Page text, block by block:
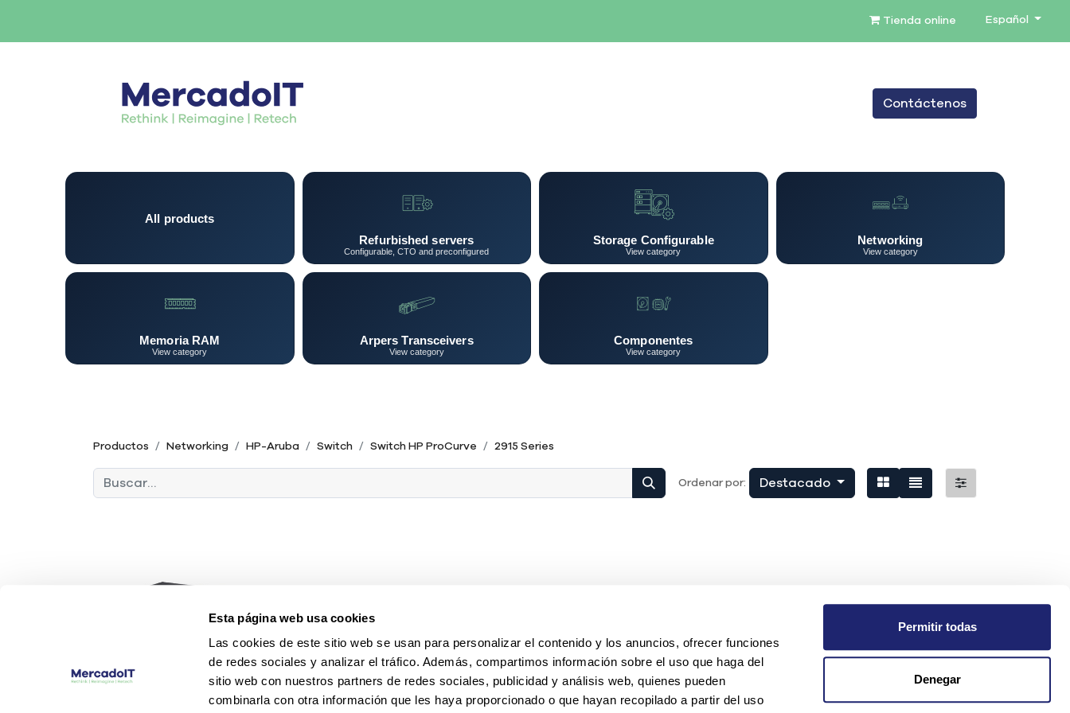
Esta página web usa cookies
Las cookies de este sitio web se usan para personalizar el contenido y los anuncios, ofrecer funciones
de redes sociales y analizar el tráfico. Además, compartimos información sobre el uso que haga del
sitio web con nuestros partners de redes sociales, publicidad y análisis web, quienes pueden
combinarla con otra información que les haya proporcionado o que hayan recopilado a partir del uso
Permitir todas
Denegar
Tienda online Español
BLOG
Contáctenos
All products
Refurbished servers
Configurable, CTO and preconfigured
Storage Configurable
View category
Networking
View category
Memoria RAM
View category
Arpers Transceivers
View category
Componentes
View category
Productos Networking HP-Aruba Switch Switch HP ProCurve 2915 Series
Ordenar por: Destacado